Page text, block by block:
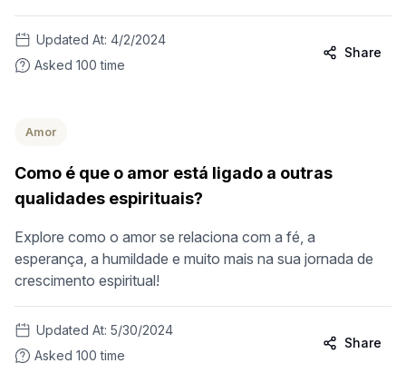
Updated At: 4/2/2024
Asked 100 time
Share
Amor
Como é que o amor está ligado a outras
qualidades espirituais?
Explore como o amor se relaciona com a fé, a
esperança, a humildade e muito mais na sua jornada de
crescimento espiritual!
Updated At: 5/30/2024
Asked 100 time
Share